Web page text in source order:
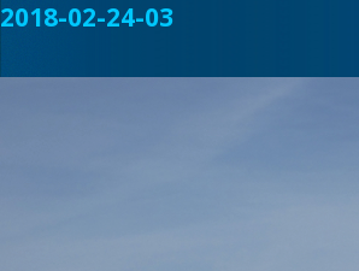
2018-02-24-03